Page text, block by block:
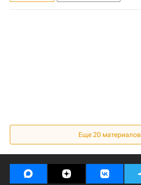
Мультимедиа – РИА Недвижимость
Еще20 материалов